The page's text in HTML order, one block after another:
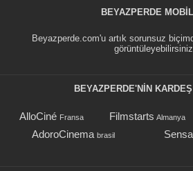
BEYAZPERDE
Beyazperde.com'u artık sorunsuz
BEYAZPERDE'NIN
AlloCiné Fransa Filmstarts Almanya
AdoroCinema brasil